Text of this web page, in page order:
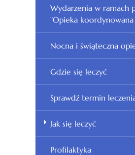
Wydarzenia w ramach
"Opieka koordynowana
Nocna i świąteczna
Gdzie się leczyć
Sprawdź termin
Jak się leczyć
Profilaktyka